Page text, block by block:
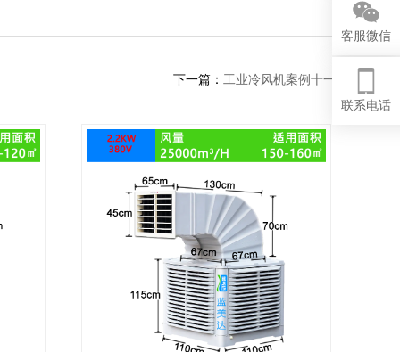
下一篇： 工业冷风机案例十一
客服微信
联系电话